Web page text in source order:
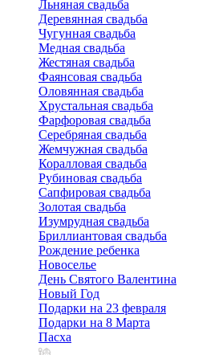
Льняная свадьба
Деревянная свадьба
Чугунная свадьба
Медная свадьба
Жестяная свадьба
Фаянсовая свадьба
Оловянная свадьба
Хрустальная свадьба
Фарфоровая свадьба
Серебряная свадьба
Жемчужная свадьба
Коралловая свадьба
Рубиновая свадьба
Сапфировая свадьба
Золотая свадьба
Изумрудная свадьба
Бриллиантовая свадьба
Рождение ребенка
Новоселье
День Святого Валентина
Новый Год
Подарки на 23 февраля
Подарки на 8 Марта
Пасха